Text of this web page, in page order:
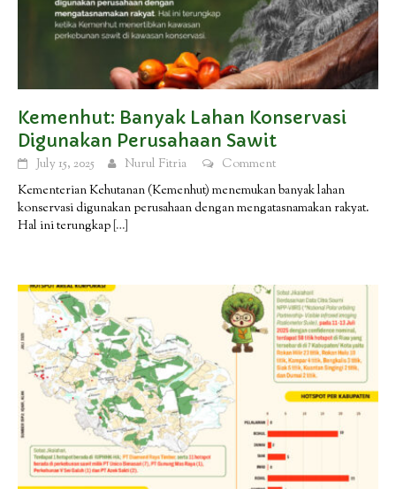
Kemenhut: Banyak Lahan Konservasi
Digunakan Perusahaan Sawit
July 15, 2025 Nurul Fitria
Comment
Kementerian Kehutanan (Kemenhut) menemukan banyak lahan
konservasi digunakan perusahaan dengan mengatasnamakan rakyat.
Hal ini terungkap […]